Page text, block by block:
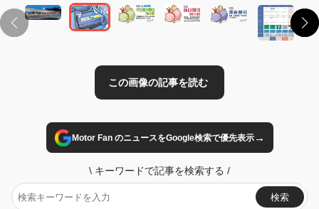
Motor Fan のニュースをGoogle検索で優先表示→
\ キーワードで記事を検索する /
検索